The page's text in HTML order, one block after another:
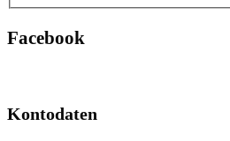
Facebook
Kontodaten